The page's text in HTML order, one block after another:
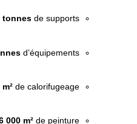
tonnes de supports
d’équipements
de calorifugeage
000 m² de peinture